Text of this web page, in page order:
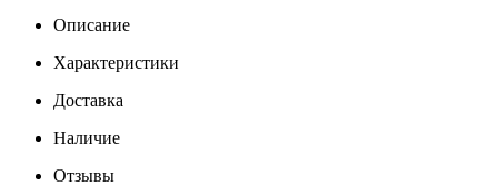
Описание
Характеристики
Доставка
Наличие
Отзывы